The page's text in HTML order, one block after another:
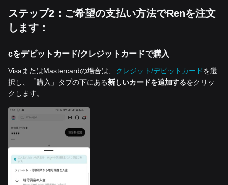
ステップ2：ご希望の支払い方法でRenを注文
します：
cをデビットカード/クレジットカードで購入
VisaまたはMastercardの場合は、 クレジット/デビットカードを選
択し、「購入」タブの下にある新しいカードを追加するをクリッ
クします。